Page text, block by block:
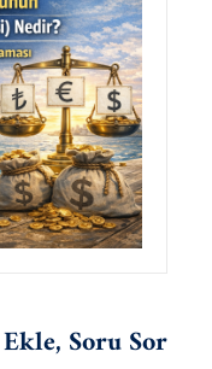
Soru Sor